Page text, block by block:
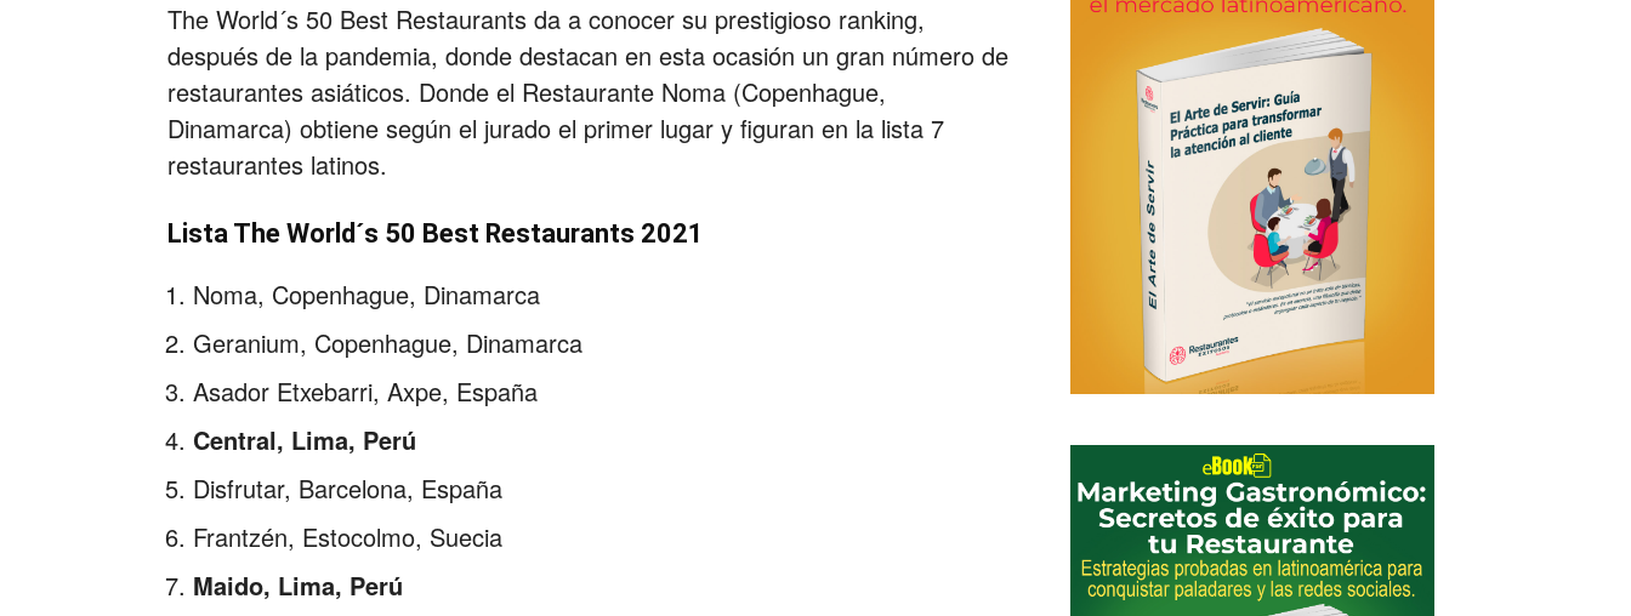
Marketing
The World´s 50 Best Restaurants da a conocer su prestigioso ranking,
después de la pandemia, donde destacan en esta ocasión un gran número de
restaurantes asiáticos. Donde el Restaurante Noma (Copenhague,
Dinamarca) obtiene según el jurado el primer lugar y figuran en la lista 7
restaurantes latinos.
Lista The World´s 50 Best Restaurants 2021
Noma, Copenhague, Dinamarca
Geranium, Copenhague, Dinamarca
Asador Etxebarri, Axpe, España
Central, Lima, Perú
Disfrutar, Barcelona, España
Frantzén, Estocolmo, Suecia
Maido, Lima, Perú